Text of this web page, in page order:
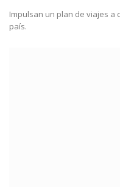
Impulsan un plan de viajes a
país.